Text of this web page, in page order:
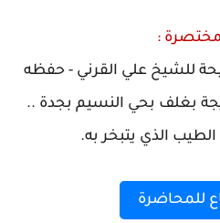
مختصرة :
للشيخ علي القرني - حفظه
بغلف بحي النسيم بجدة ..
الذي يتبخر به.
للمحاضرة